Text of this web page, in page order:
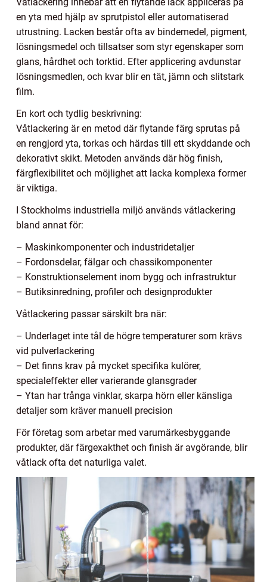
en yta med hjälp av sprutpistol eller automatiserad
utrustning. Lacken består ofta av bindemedel, pigment,
lösningsmedel och tillsatser som styr egenskaper som
glans, hårdhet och torktid. Efter applicering avdunstar
lösningsmedlen, och kvar blir en tät, jämn och slitstark
film.
En kort och tydlig beskrivning:
Våtlackering är en metod där flytande färg sprutas på
en rengjord yta, torkas och härdas till ett skyddande och
dekorativt skikt. Metoden används där hög finish,
färgflexibilitet och möjlighet att lacka komplexa former
är viktiga.
I Stockholms industriella miljö används våtlackering
bland annat för:
– Maskinkomponenter och industridetaljer
– Fordonsdelar, fälgar och chassikomponenter
– Konstruktionselement inom bygg och infrastruktur
– Butiksinredning, profiler och designprodukter
Våtlackering passar särskilt bra när:
– Underlaget inte tål de högre temperaturer som krävs
vid pulverlackering
– Det finns krav på mycket specifika kulörer,
specialeffekter eller varierande glansgrader
– Ytan har trånga vinklar, skarpa hörn eller känsliga
detaljer som kräver manuell precision
För företag som arbetar med varumärkesbyggande
produkter, där färgexakthet och finish är avgörande, blir
våtlack ofta det naturliga valet.